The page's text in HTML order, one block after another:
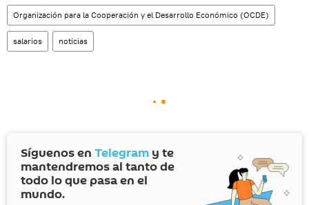
Organización para la Cooperación y el Desarrollo Económico (OCDE)
salarios noticias
Síguenos en Telegram y te
mantendremos al tanto de
todo lo que pasa en el
mundo.